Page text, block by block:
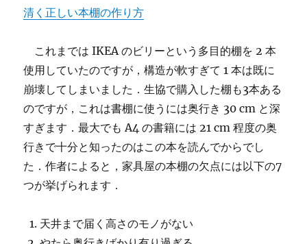
清く正しい本棚の作り方
これまでは IKEA のビリーという多目的棚を 2 本
使用していたのですが，構造が軟すぎて 1 本は既に
崩壊してしまいました．生協で購入した棚も3本ある
のですが，これは書棚に使うには奥行き 30 cm と深
すぎます．最大でも A4 の書籍には 21 cm 程度の奥
行きで十分と知ったのはこの本を読んでからでし
た．作者によると，家具屋の本棚の欠点には以下の7
つが挙げられます．
天井まで届く高さのモノがない